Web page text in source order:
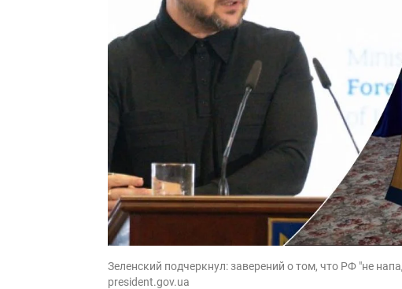
Зеленский подчеркнул: заверений о том, что РФ "не
president.gov.ua